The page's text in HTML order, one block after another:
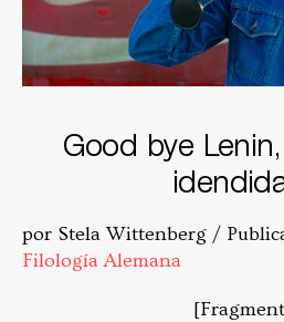
Good bye
por Stela Wittenberg /
Filología Alemana